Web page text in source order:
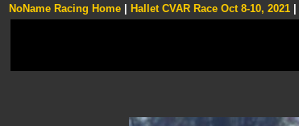
NoName Racing Home Hallet CVAR Race Oct 8-10, 2021